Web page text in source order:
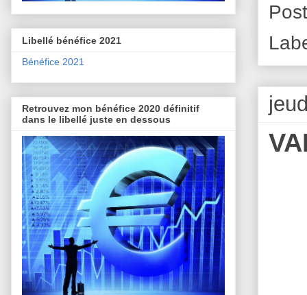
Libellé bénéfice 2021
Bénéfice 2021
Retrouvez mon bénéfice 2020 définitif
dans le libellé juste en dessous